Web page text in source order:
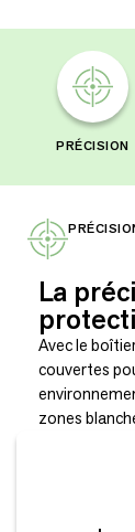
PRÉCISION
La
Avec le
couvertes
zones